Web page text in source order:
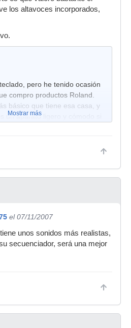
los altavoces incorporados,
pero he tenido ocasión
compro productos Roland.
básico que tiene esa casa, y
un aparato ligero y cómodo si
por lo que lo
sitio, y la respuesta de
es la parte de
yamaha. Les falta "pegada",
con un fill-in que te pasa de
Mostrar más
el 07/11/2007
unos sonidos más realistas,
secuenciador, será una mejor